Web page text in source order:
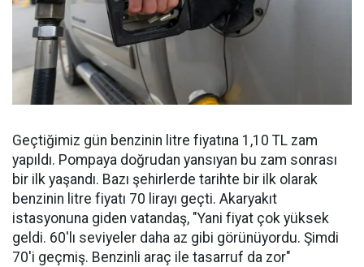
Geçtiğimiz gün benzinin litre fiyatına 1,10 TL zam
yapıldı. Pompaya doğrudan yansıyan bu zam sonrası
bir ilk yaşandı. Bazı şehirlerde tarihte bir ilk olarak
benzinin litre fiyatı 70 lirayı geçti. Akaryakıt
istasyonuna giden vatandaş, "Yani fiyat çok yüksek
geldi. 60'lı seviyeler daha az gibi görünüyordu. Şimdi
70'i geçmiş. Benzinli araç ile tasarruf da zor"